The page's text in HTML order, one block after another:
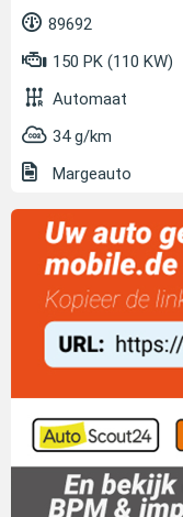
89692
150 PK (110 KW)
Automaat
34 g/km
Margeauto